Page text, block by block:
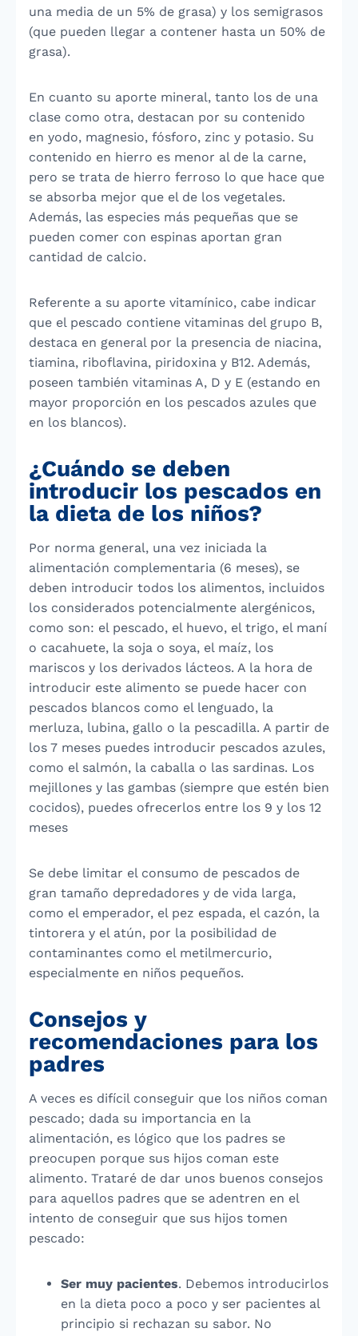
una media de un 5% de grasa) y los semigrasos
(que pueden llegar a contener hasta un 50% de
grasa).
En cuanto su aporte mineral, tanto los de una
clase como otra, destacan por su contenido
en yodo, magnesio, fósforo, zinc y potasio. Su
contenido en hierro es menor al de la carne,
pero se trata de hierro ferroso lo que hace que
se absorba mejor que el de los vegetales.
Además, las especies más pequeñas que se
pueden comer con espinas aportan gran
cantidad de calcio.
Referente a su aporte vitamínico, cabe indicar
que el pescado contiene vitaminas del grupo B,
destaca en general por la presencia de niacina,
tiamina, riboflavina, piridoxina y B12. Además,
poseen también vitaminas A, D y E (estando en
mayor proporción en los pescados azules que
en los blancos).
¿Cuándo se deben
introducir los pescados en
la dieta de los niños?
Por norma general, una vez iniciada la
alimentación complementaria (6 meses), se
deben introducir todos los alimentos, incluidos
los considerados potencialmente alergénicos,
como son: el pescado, el huevo, el trigo, el maní
o cacahuete, la soja o soya, el maíz, los
mariscos y los derivados lácteos. A la hora de
introducir este alimento se puede hacer con
pescados blancos como el lenguado, la
merluza, lubina, gallo o la pescadilla. A partir de
los 7 meses puedes introducir pescados azules,
como el salmón, la caballa o las sardinas. Los
mejillones y las gambas (siempre que estén bien
cocidos), puedes ofrecerlos entre los 9 y los 12
meses
Se debe limitar el consumo de pescados de
gran tamaño depredadores y de vida larga,
como el emperador, el pez espada, el cazón, la
tintorera y el atún, por la posibilidad de
contaminantes como el metilmercurio,
especialmente en niños pequeños.
Consejos y
recomendaciones para los
padres
A veces es difícil conseguir que los niños coman
pescado; dada su importancia en la
alimentación, es lógico que los padres se
preocupen porque sus hijos coman este
alimento. Trataré de dar unos buenos consejos
para aquellos padres que se adentren en el
intento de conseguir que sus hijos tomen
pescado:
Ser muy pacientes. Debemos introducirlos
en la dieta poco a poco y ser pacientes al
principio si rechazan su sabor. No